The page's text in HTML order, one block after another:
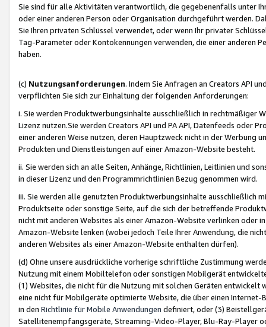
Sie sind für alle Aktivitäten verantwortlich, die gegebenenfalls unter
oder einer anderen Person oder Organisation durchgeführt werden.
Sie Ihren privaten Schlüssel verwendet, oder wenn Ihr privater
Tag-Parameter oder Kontokennungen verwenden, die einer anderen
haben.
(c) Nutzungsanforderungen. Indem Sie Anfragen an Creators API
verpflichten Sie sich zur Einhaltung der folgenden Anforderungen:
i. Sie werden Produktwerbungsinhalte ausschließlich in rechtmäßiger
Lizenz nutzen.Sie werden Creators API und PA API, Datenfeeds oder
einer anderen Weise nutzen, deren Hauptzweck nicht in der Werbung
Produkten und Dienstleistungen auf einer Amazon-Website besteht.
ii. Sie werden sich an alle Seiten, Anhänge, Richtlinien, Leitlinien und
in dieser Lizenz und den Programmrichtlinien Bezug genommen wird.
iii. Sie werden alle genutzten Produktwerbungsinhalte ausschließlich
Produktseite oder sonstige Seite, auf die sich der betreffende
nicht mit anderen Websites als einer Amazon-Website verlinken oder
Amazon-Website lenken (wobei jedoch Teile Ihrer Anwendung, die
anderen Websites als einer Amazon-Website enthalten dürfen).
(d) Ohne unsere ausdrückliche vorherige schriftliche Zustimmung
Nutzung mit einem Mobiltelefon oder sonstigen Mobilgerät
(1) Websites, die nicht für die Nutzung mit solchen Geräten
eine nicht für Mobilgeräte optimierte Website, die über einen
in den Richtlinie für Mobile Anwendungen definiert, oder (3)
Satellitenempfangsgeräte, Streaming-Video-Player, Blu-Ray-Player